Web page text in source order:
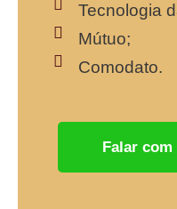
Tecnologia
Mútuo;
Comodato.
Falar